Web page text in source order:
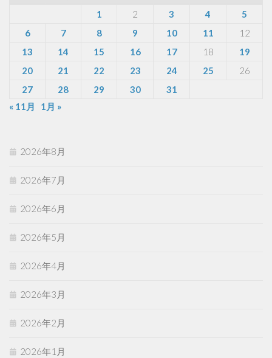
1
2 3 4
5
6
7 8 9 10 11
12
13
14 15 16 17 18
19
20
21 22 23 24 25
26
27
28 29 30
31
« 11月
1月 »
2026年8月
2026年7月
2026年6月
2026年5月
2026年4月
2026年3月
2026年2月
2026年1月